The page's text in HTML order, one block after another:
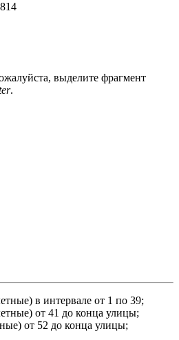
выделите фрагмент
.
в интервале от 1 по 39;
от 41 до конца улицы;
от 52 до конца улицы;